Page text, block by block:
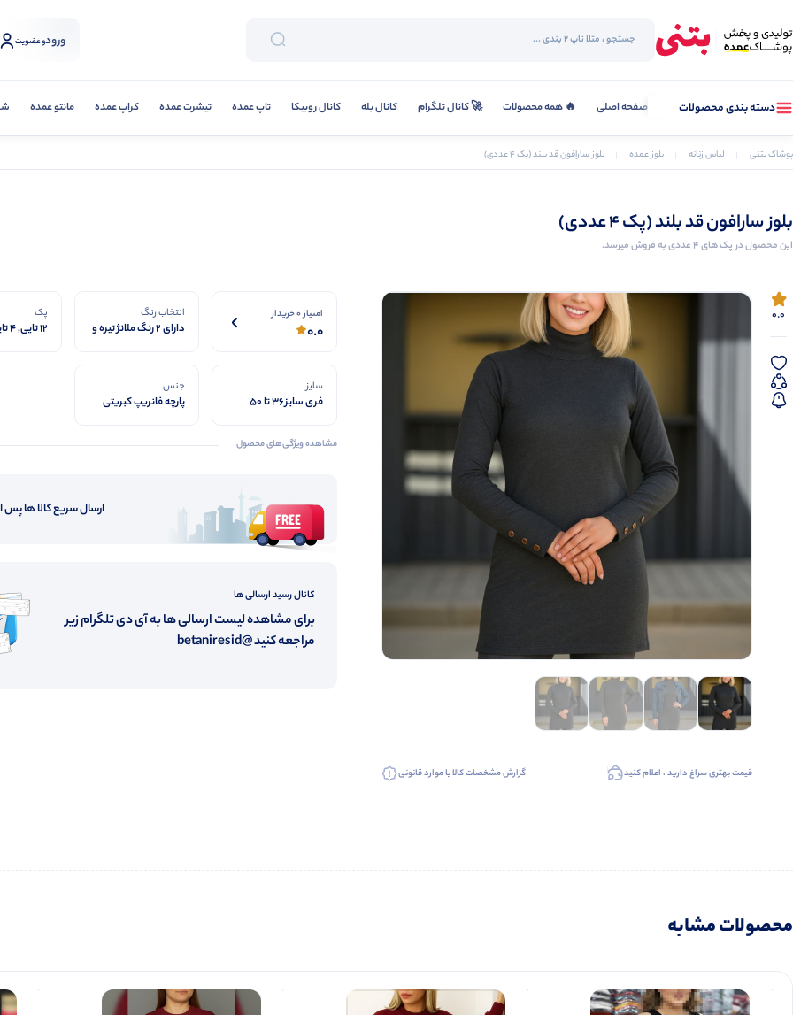
ورودو عضویت
دسته بندی محصولات صفحه اصلی 🔥 همه محصولات 🚀 کانال تلگرام کانال بله کانال روبیکا تاپ عمده تیشرت عمده کراپ عمده مانتو عمده
پوشاک بتنی لباس زنانه بلوز عمده بلوز سارافون قد بلند (پک 4 عددی)
بلوز سارافون قد بلند (پک 4 عددی)
این محصول در پک های 4 عددی به فروش میرسد.
0.0
قیمت بهتری سراغ دارید ، اعلام کنید گزارش مشخصات کالا یا موارد قانونی
امتیاز 0 خریدار
0.0
انتخاب رنگ
دارای ۲ رنگ ملانژ تیره و
پک
12 تایی, 4 تایی, 8 تایی
سایز
فری سایز ۳۶ تا ۵۰
جنس
پارچه فانریپ کبریتی
مشاهده ویژگی‌های محصول
ارسال سریع کالا ها
کانال رسید ارسالی ها
برای مشاهده لیست ارسالی ها به آی دی تلگرام زیر
مراجعه کنید @betaniresid
محصولات مشابه